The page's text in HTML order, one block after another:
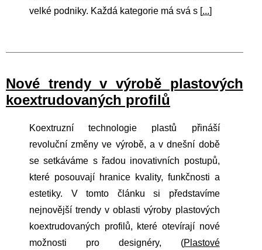
velké podniky. Každá kategorie má svá s [...]
Nové trendy v výrobě plastových
koextrudovaných profilů
Koextruzní technologie plastů přináší
revoluční změny ve výrobě, a v dnešní době
se setkáváme s řadou inovativních postupů,
které posouvají hranice kvality, funkčnosti a
estetiky. V tomto článku si představíme
nejnovější trendy v oblasti výroby plastových
koextrudovaných profilů, které otevírají nové
možnosti pro designéry, (Plastové